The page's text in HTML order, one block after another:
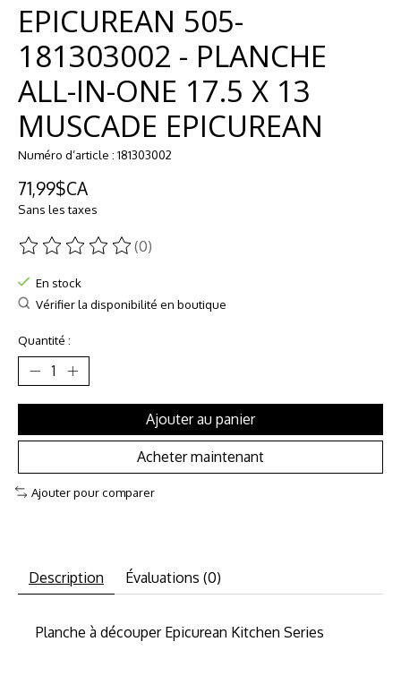
EPICUREAN 505-
181303002 - PLANCHE
ALL-IN-ONE 17.5 X 13
MUSCADE EPICUREAN
Numéro d’article : 181303002
71,99$CA
Sans les taxes
Ce produit est évalué à
(0)
En stock
Vérifier la disponibilité en boutique
Quantité :
Ajouter au panier
Acheter maintenant
Ajouter pour comparer
Description Évaluations (0)
Planche à découper Epicurean Kitchen Series